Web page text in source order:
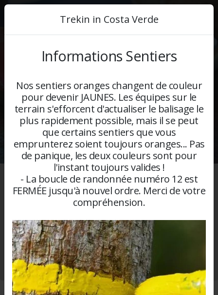
04 95 38 41 73
En savoir
Plus
>Nos Partenaires
Durée
Difficulté
Lancer ma recherche
Trekin in Costa Verde
Informations Sentiers
Nos sentiers oranges changent de couleur
pour devenir JAUNES. Les équipes sur le
terrain s'efforcent d'actualiser le balisage le
plus rapidement possible, mais il se peut
que certains sentiers que vous
emprunterez soient toujours oranges... Pas
de panique, les deux couleurs sont pour
l'instant toujours valides !
- La boucle de randonnée numéro 12 est
FERMÉE jusqu'à nouvel ordre. Merci de votre
compréhension.